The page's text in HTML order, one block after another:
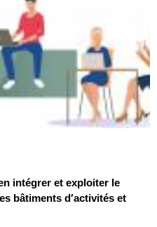
intégrer et exploiter le
bâtiments d′activités et